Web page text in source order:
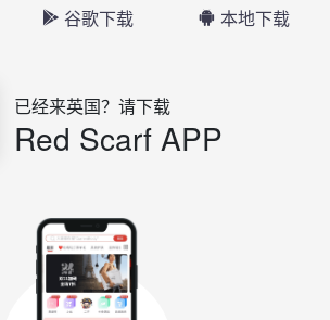
谷歌下载 本地下载
已经来英国？请下载
Red Scarf APP